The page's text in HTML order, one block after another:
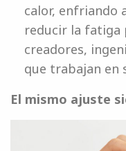
calor, enfriando
reducir la fatiga
creadores,
que trabajan en
El mismo ajuste